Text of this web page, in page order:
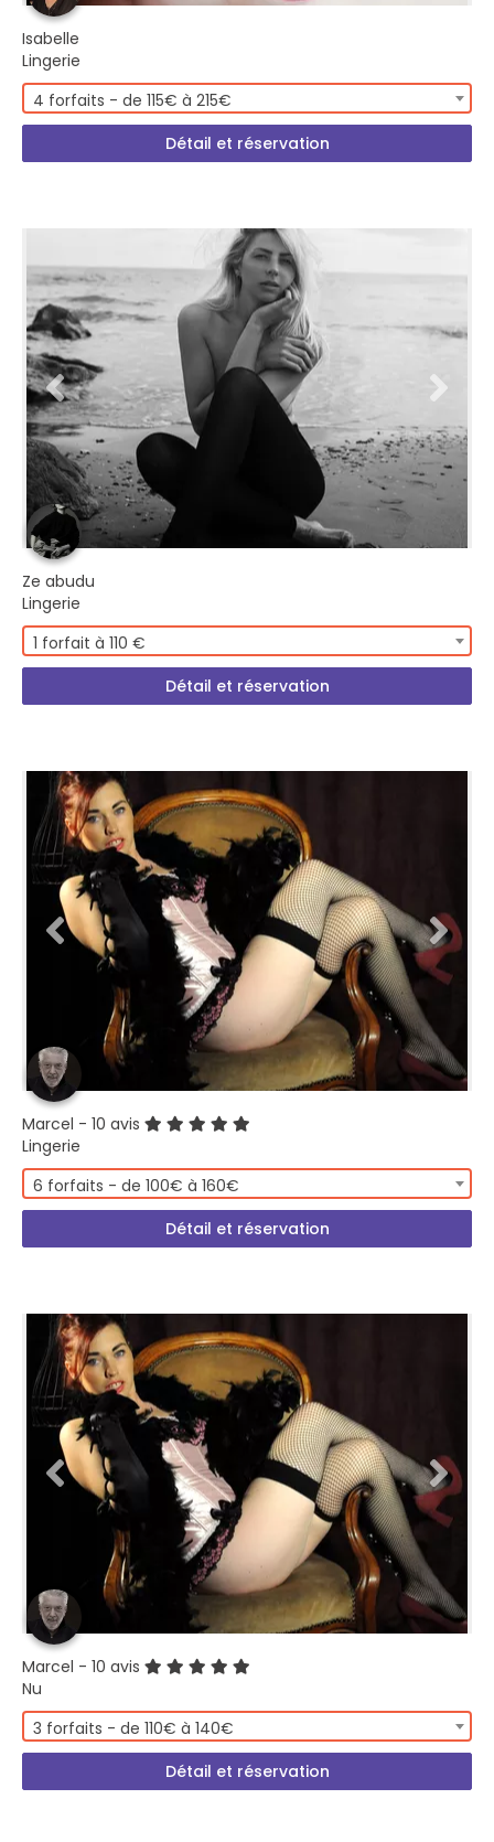
Isabelle
Lingerie
4 forfaits - de 115€ à 215€
Détail et réservation
Ze abudu
Lingerie
1 forfait à 110 €
Détail et réservation
Marcel - 10 avis
Lingerie
6 forfaits - de 100€ à 160€
Détail et réservation
Marcel - 10 avis
Nu
3 forfaits - de 110€ à 140€
Détail et réservation